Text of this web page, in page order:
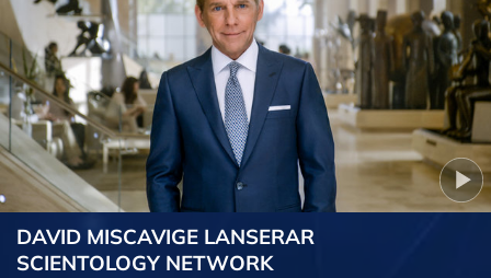
DAVID MISCAVIGE LANSERAR
SCIENTOLOGY NETWORK